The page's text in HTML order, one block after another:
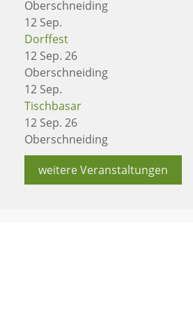
Oberschneiding
12 Sep.
Dorffest
12 Sep. 26
Oberschneiding
12 Sep.
Tischbasar
12 Sep. 26
Oberschneiding
weitere Veranstaltungen